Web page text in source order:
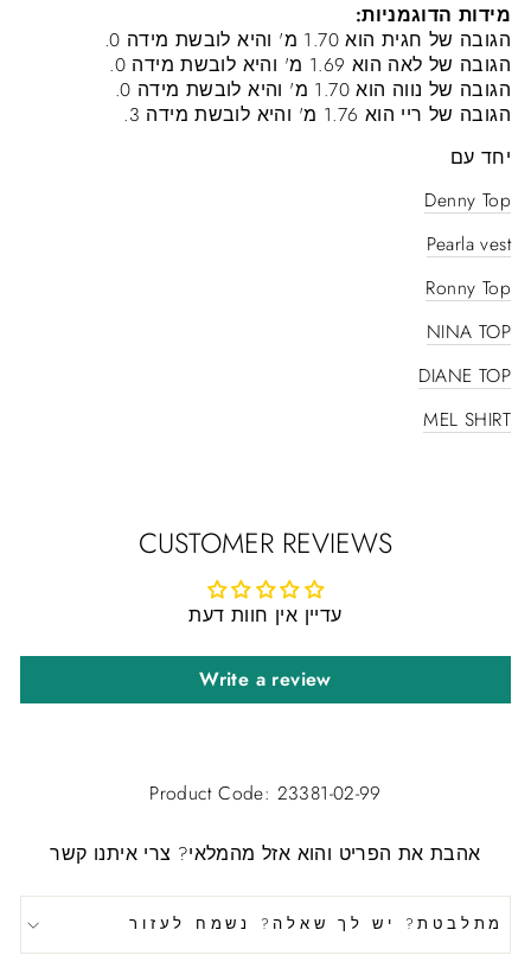
מידות הדוגמניות:
הגובה של חגית הוא 1.70 מ' והיא לובשת מידה 0.
הגובה של לאה הוא 1.69 מ' והיא לובשת מידה 0.
הגובה של נווה הוא 1.70 מ' והיא לובשת מידה 0.
הגובה של ריי הוא 1.76 מ' והיא לובשת מידה 3.
יחד עם
Denny Top
Pearla vest
Ronny Top
NINA TOP
DIANE TOP
MEL SHIRT
CUSTOMER REVIEWS
עדיין אין חוות דעת
Write a review
Product Code: 23381-02-99
אהבת את הפריט והוא אזל מהמלאי? צרי איתנו קשר
מתלבטת? יש לך שאלה? נשמח לעזור